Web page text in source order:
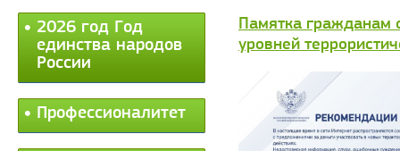
2026 год Год
единства народов
России
Профессионалитет
Памятка гражданам
уровней